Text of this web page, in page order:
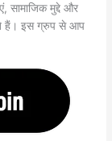
सामाजिक मुद्दे और
हैं। इस ग्रुप से आप